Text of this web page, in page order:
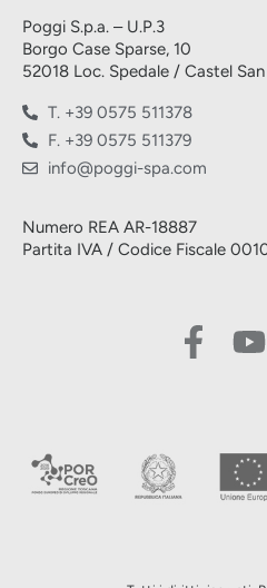
Poggi S.p.a. – U.P.3
Borgo Case Sparse, 10
52018 Loc. Spedale / Castel
T. +39 0575 511378
F. +39 0575 511379
info@poggi-spa.com
Numero REA AR-18887
Partita IVA / Codice Fiscale